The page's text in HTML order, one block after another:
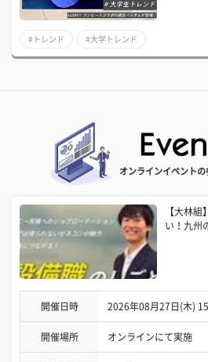
#トレンド #大学トレンド
オンラインイベントの
【大林
い！九州
開催日時 2026年08月27日(木)
開催場所 オンラインにて実施